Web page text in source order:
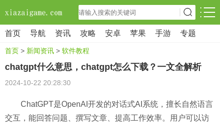
首页 导航 资讯 攻略 安卓 苹果 手游 专题
首页 > 新闻资讯 > 软件教程
chatgpt什么意思，chatgpt怎么下载？一文全解析
2024-10-22 20:28:30
ChatGPT是OpenAI开发的对话式AI系统，擅长自然语言
交互，能回答问题、撰写文章、提高工作效率。用户可以访